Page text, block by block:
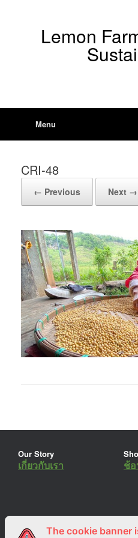
Lemon
Menu
CRI-48
← Previous Next →
Our Story
เกี่ยวกับเรา ช้
ร่วมงานกับเรา Lemon
The cookie banner